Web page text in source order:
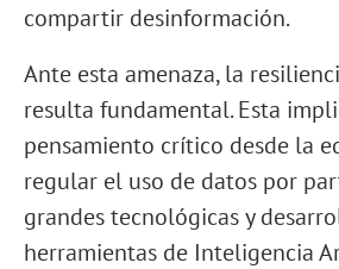
compartir desinformación.
Ante esta amenaza, la
resulta fundamental. Esta
pensamiento crítico desde la
regular el uso de datos por
grandes tecnológicas y
herramientas de Inteligencia